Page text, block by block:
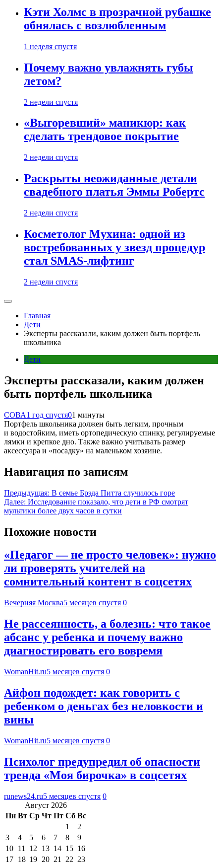
Кэти Холмс в прозрачной рубашке
обнялась с возлюбленным
1 неделя спустя
Почему важно увлажнять губы
летом?
2 недели спустя
«Выгоревший» маникюр: как
сделать трендовое покрытие
2 недели спустя
Раскрыты неожиданные детали
свадебного платья Эммы Робертс
2 недели спустя
Косметолог Мухина: одной из
востребованных у звезд процедур
стал SMAS-лифтинг
2 недели спустя
Главная
Дети
Эксперты рассказали, каким должен быть портфель
школьника
Дети
Эксперты рассказали, каким должен
быть портфель школьника
СОВА1 год спустя01 минуты
Портфель школьника должен быть легким, прочным
и водостойким, иметь ортопедическую спинку, регулируемые
лямки и крепкое дно. Также важно учитывать размер
аксессуара и «посадку» на маленьком хозяине.
Навигация по записям
Предыдущая: В семье Брэда Питта случилось горе
Далее: Исследование показало, что дети в РФ смотрят
мультики более двух часов в сутки
Похожие новости
«Педагог — не просто человек»: нужно
ли проверять учителей на
сомнительный контент в соцсетях
Вечерняя Москва5 месяцев спустя 0
Не рассеянность, а болезнь: что такое
абсанс у ребенка и почему важно
диагностировать его вовремя
WomanHit.ru5 месяцев спустя 0
Айфон подождет: как говорить с
ребенком о деньгах без неловкости и
вины
WomanHit.ru5 месяцев спустя 0
Психолог предупредил об опасности
тренда «Моя бирочка» в соцсетях
runews24.ru5 месяцев спустя 0
Август 2026
Пн Вт Ср Чт Пт Сб Вс
1
2
3
4 5 6 7 8
9
10 11 12 13 14 15 16
17 18 19 20 21 22 23